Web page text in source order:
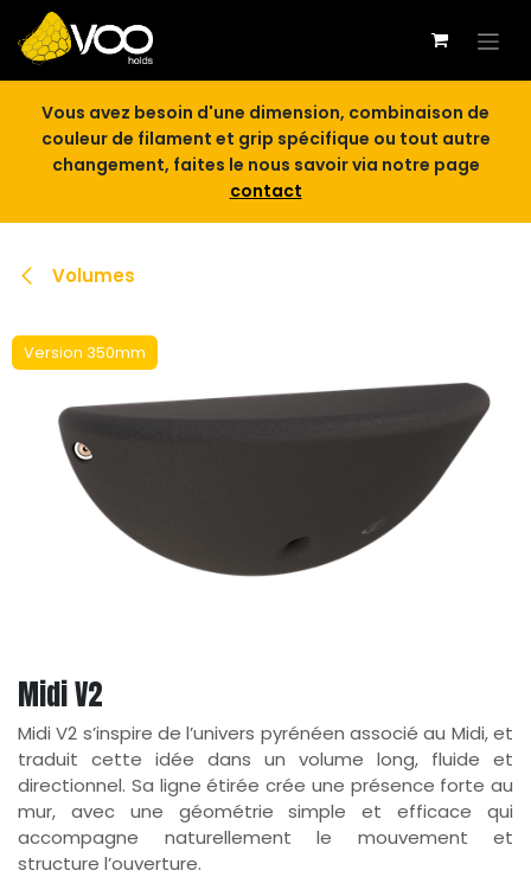
Se rendre au contenu
Vous avez besoin d'une dimension, combinaison de
couleur de filament et grip spécifique ou tout autre
changement, faites le nous savoir via notre page
contact
Volumes
Version 350mm
Midi V2
Midi V2 s’inspire de l’univers pyrénéen associé au Midi, et
traduit cette idée dans un volume long, fluide et
directionnel. Sa ligne étirée crée une présence forte au
mur, avec une géométrie simple et efficace qui
accompagne naturellement le mouvement et
structure l’ouverture.